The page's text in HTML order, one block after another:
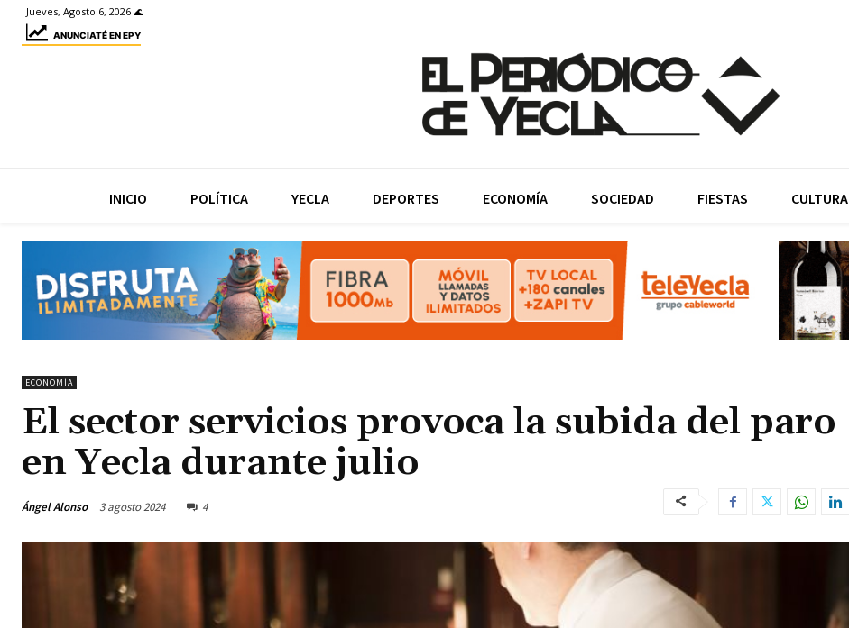
Jueves, Agosto 6, 2026 🌊
ANUNCIATÉ EN EPY
INICIO POLÍTICA YECLA DEPORTES ECONOMÍA SOCIEDAD FIESTAS CULTURA
ECONOMÍA
El sector servicios provoca la subida del paro
en Yecla durante julio
Ángel Alonso 3 agosto 2024 4